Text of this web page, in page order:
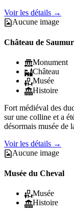
Voir les détails →
Aucune image
Château de Saumur
Monument
Château
Musée
Histoire
Fort médiéval des
sur une colline et a
désormais musée de
Voir les détails →
Aucune image
Musée du Cheval
Musée
Histoire